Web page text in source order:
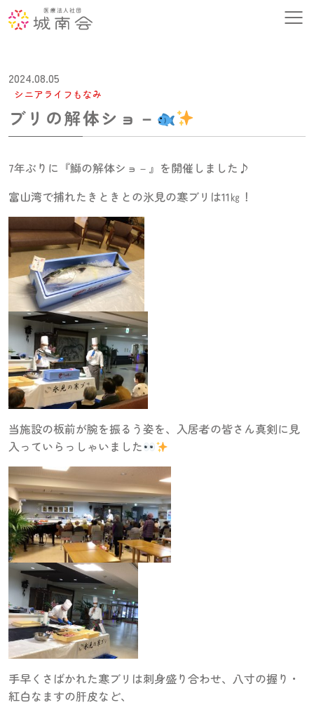
2024.08.05
シニアライフもなみ
ブリの解体ショ－
7年ぶりに『鰤の解体ショ－』を開催しました♪
富山湾で捕れたきときとの氷見の寒ブリは11㎏！
当施設の板前が腕を振るう姿を、入居者の皆さん真剣に見
入っていらっしゃいました
手早くさばかれた寒ブリは刺身盛り合わせ、八寸の握り・
紅白なますの肝皮など、